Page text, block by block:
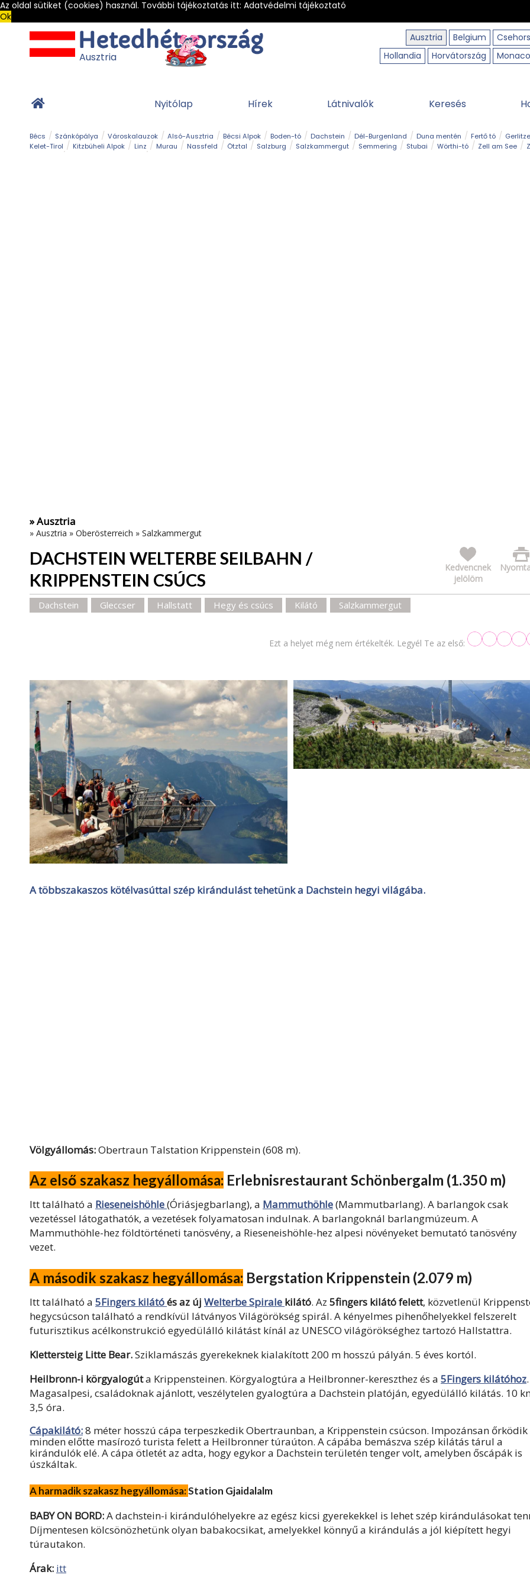
Az oldal sütiket (cookies) használ. További tájékoztatás itt: Adatvédelmi tájékoztató
Ok
Ausztria
Belgium
Hollandia
Horvátország Monaco
Ausztria
Nyitólap Hírek Látnivalók Keresés
Bécs Szánkópálya Városkalauzok Alsó-Ausztria Bécsi Alpok Boden-tó Dachstein Dél-Burgenland Duna mentén Fertő tó
Kelet-Tirol
Kitzbüheli Alpok Linz Murau Nassfeld Ötztal Salzburg Salzkammergut Semmering Stubai Wörthi-tó Zell am See
» Ausztria
» Ausztria » Oberösterreich » Salzkammergut
DACHSTEIN WELTERBE SEILBAHN /
KRIPPENSTEIN CSÚCS
Kedvencnek
jelölöm
Dachstein Gleccser Hallstatt Hegy és csúcs Kilátó Salzkammergut
Ezt a helyet még nem értékelték. Legyél Te az első:
A többszakaszos kötélvasúttal szép kirándulást tehetünk a Dachstein hegyi világába.
Völgyállomás:Obertraun Talstation Krippenstein (608 m).
Az első szakasz hegyállomása: Erlebnisrestaurant Schönbergalm (1.350 m)
Itt található a Rieseneishöhle(Óriásjegbarlang), a Mammuthöhle(Mammutbarlang). A barlangok csak
vezetéssel látogathatók, a vezetések folyamatosan indulnak. A barlangoknál barlangmúzeum. A
Mammuthöhle-hez földtörténeti tanösvény, a Rieseneishöhle-hez alpesi növényeket bemutató tanösvény
vezet.
A második szakasz hegyállomása: Bergstation Krippenstein (2.079 m)
Itt található a 5Fingers kilátóés az új Welterbe Spirale kilátó. Az 5fingers kilátó felett, közvetlenül
hegycsúcson található a rendkívül látványos Világörökség spirál. A kényelmes pihenőhelyekkel felszerelt
futurisztikus acélkonstrukció egyedülálló kilátást kínál az UNESCO világörökséghez tartozó Hallstattra.
Klettersteig Litte Bear.Sziklamászás gyerekeknek kialakított 200 m hosszú pályán. 5 éves kortól.
Heilbronn-i körgyalogúta Krippensteinen. Körgyalogtúra a Heilbronner-kereszthez és a 5Fingers kilátóhoz.
Magasalpesi, családoknak ajánlott, veszélytelen gyalogtúra a Dachstein platóján, egyedülálló kilátás. 10
3,5 óra.
Cápakilátó:8 méter hosszú cápa terpeszkedik Obertraunban, a Krippenstein csúcson. Impozánsan őrködik
minden előtte masírozó turista felett a Heilbronner túraúton. A cápába bemászva szép kilátás tárul a
kirándulók elé. A cápa ötletét az adta, hogy egykor a Dachstein területén tenger volt, amelyben őscápák is
úszkáltak.
A harmadik szakasz hegyállomása:Station Gjaidalalm
BABY ON BORD:A dachstein-i kirándulóhelyekre az egész kicsi gyerekekkel is lehet szép kirándulásokat
Díjmentesen kölcsönözhetünk olyan babakocsikat, amelyekkel könnyű a kirándulás a jól kiépített hegyi
túrautakon.
Árak: itt